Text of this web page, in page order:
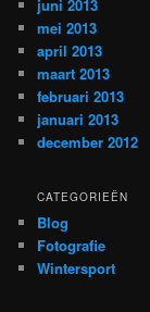
juni 2013
mei 2013
april 2013
maart 2013
februari 2013
januari 2013
december 2012
CATEGORIEËN
Blog
Fotografie
Wintersport